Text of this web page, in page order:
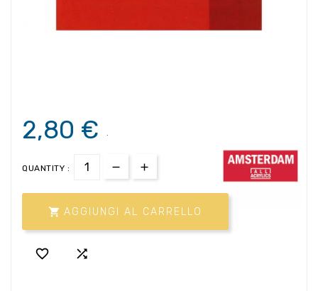
2,80 € .
QUANTITY :
 AGGIUNGI AL CARRELLO
 